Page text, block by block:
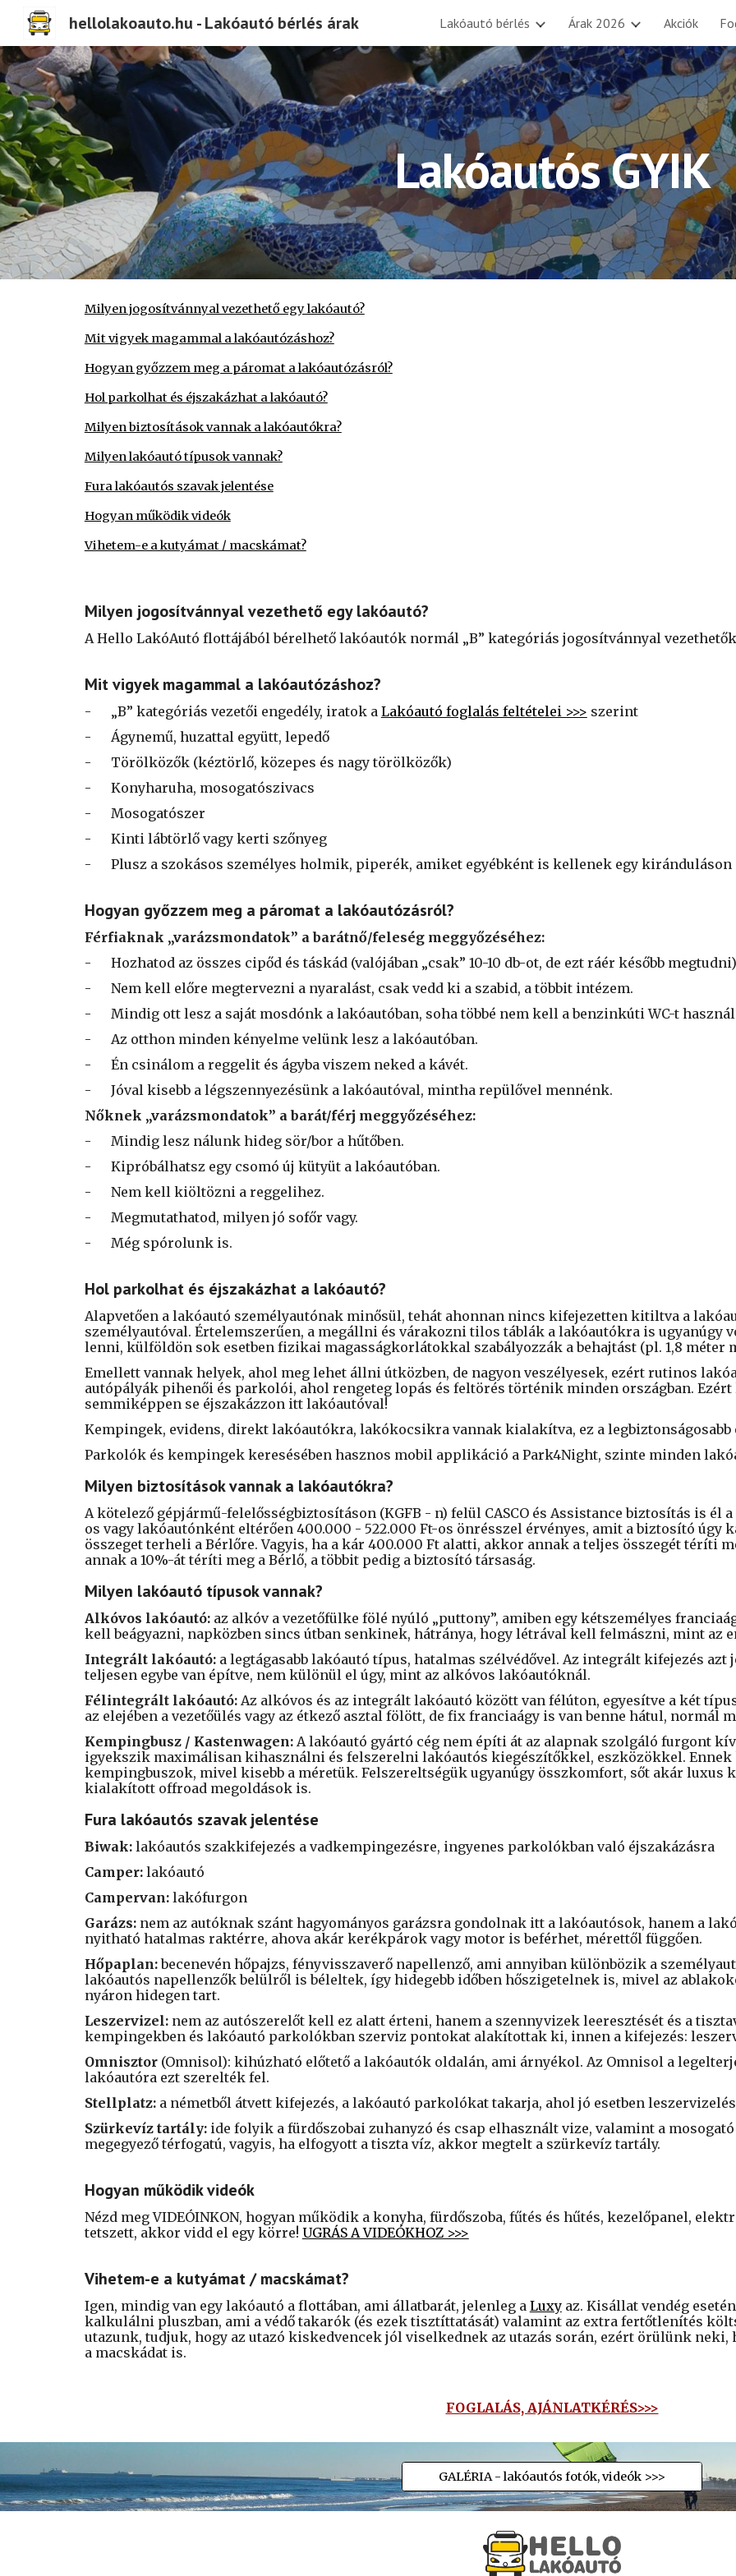
Skip to main content Skip to
hellolakoauto.hu - Lakóautó bérlés árak Lakóautó bérlés Árak 2026 Akciók
Lakóautós GYIK
Milyen jogosítvánnyal vezethető egy lakóautó?
Mit vigyek magammal a lakóautózáshoz?
Hogyan győzzem meg a páromat a lakóautózásról?
Hol parkolhat és éjszakázhat a lakóautó?
Milyen biztosítások vannak a lakóautókra?
Milyen lakóautó típusok vannak?
Fura lakóautós szavak jelentése
Hogyan működik videók
Vihetem-e a kutyámat / macskámat?
Milyen jogosítvánnyal vezethető egy lakóautó?
A Hello LakóAutó flottájából bérelhető lakóautók normál „B” kategóriás jogosítvánnyal
Mit vigyek magammal a lakóautózáshoz?
- „B” kategóriás vezetői engedély, iratok a Lakóautó foglalás feltételei >>> szerint
-
Ágynemű, huzattal együtt, lepedő
-
Törölközők (kéztörlő, közepes és nagy törölközők)
-
Konyharuha, mosogatószivacs
-
Mosogatószer
-
Kinti lábtörlő vagy kerti szőnyeg
-
Plusz a szokásos személyes holmik, piperék, amiket egyébként is kellenek egy kiránduláson
Hogyan győzzem meg a páromat a lakóautózásról?
Férfiaknak „varázsmondatok” a barátnő/feleség meggyőzéséhez:
-
Hozhatod az összes cipőd és táskád (valójában „csak” 10-10 db-ot, de ezt ráér később
-
Nem kell előre megtervezni a nyaralást, csak vedd ki a szabid, a többit intézem.
-
Mindig ott lesz a saját mosdónk a lakóautóban, soha többé nem kell a benzinkúti WC-t
-
Az otthon minden kényelme velünk lesz a lakóautóban.
-
Én csinálom a reggelit és ágyba viszem neked a kávét.
-
Jóval kisebb a légszennyezésünk a lakóautóval, mintha repülővel mennénk.
Nőknek „varázsmondatok” a barát/férj meggyőzéséhez:
-
Mindig lesz nálunk hideg sör/bor a hűtőben.
-
Kipróbálhatsz egy csomó új kütyüt a lakóautóban.
-
Nem kell kiöltözni a reggelihez.
-
Megmutathatod, milyen jó sofőr vagy.
-
Még spórolunk is.
Hol parkolhat és éjszakázhat a lakóautó?
Alapvetően a lakóautó személyautónak minősül, tehát ahonnan nincs kifejezetten kitiltva a
személyautóval. Értelemszerűen, a megállni és várakozni tilos táblák a lakóautókra is
lenni, külföldön sok esetben fizikai magasságkorlátokkal szabályozzák a behajtást (pl. 1,8 méter
Emellett vannak helyek, ahol meg lehet állni útközben, de nagyon veszélyesek, ezért rutinos
autópályák pihenői és parkolói, ahol rengeteg lopás és feltörés történik minden országban.
semmiképpen se éjszakázzon itt lakóautóval!
Kempingek, evidens, direkt lakóautókra, lakókocsikra vannak kialakítva, ez a legbiztonságosabb
Parkolók és kempingek keresésében hasznos mobil applikáció a Park4Night, szinte minden
Milyen biztosítások vannak a lakóautókra?
A kötelező gépjármű-felelősségbiztosításon (KGFB - n) felül CASCO és Assistance biztosítás is él
os vagy lakóautónkénteltérően400.000 - 522.000 Ft-os önrésszel érvényes, amit a biztosító úgy
összeget terheli a Bérlőre. Vagyis, ha a kár 400.000 Ft alatti, akkor annak a teljes összegét téríti
annak a 10%-át téríti meg a Bérlő, a többit pedig a biztosító társaság.
Milyen lakóautó típusok vannak?
Alkóvos lakóautó: az alkóv a vezetőfülke fölé nyúló „puttony”, amiben egy kétszemélyes
kell beágyazni, napközben sincs útban senkinek, hátránya, hogy létrával kell felmászni, mint az
Integrált lakóautó: a legtágasabb lakóautó típus, hatalmas szélvédővel. Az integrált kifejezés azt
teljesen egybe van építve, nem különül el úgy, mint az alkóvos lakóautóknál.
Félintegrált lakóautó: Az alkóvos és az integrált lakóautó között van félúton, egyesítve a két
az elejében a vezetőülés vagy az étkező asztal fölött, de fix franciaágy is van benne hátul, normál
Kempingbusz / Kastenwagen:A lakóautó gyártó cég nem építi át az alapnak szolgáló furgont
igyekszik maximálisan kihasználni és felszerelni lakóautós kiegészítőkkel, eszközökkel. Ennek
kempingbuszok, mivel kisebb a méretük. Felszereltségük ugyanúgy összkomfort, sőt akár luxus
kialakított offroad megoldások is.
Fura lakóautós szavak jelentése
Biwak:lakóautós szakkifejezés a vadkempingezésre, ingyenes parkolókban való éjszakázásra
Camper:lakóautó
Campervan:lakófurgon
Garázs: nem az autóknak szánt hagyományos garázsra gondolnak itt a lakóautósok, hanem a
nyitható hatalmas raktérre, ahova akár kerékpárok vagy motor is beférhet, mérettől függően.
Hőpaplan:becenevén hőpajzs, fényvisszaverő napellenző, ami annyiban különbözik a
lakóautós napellenzők belülről is béleltek, így hidegebb időben hőszigetelnek is, mivel az
nyáron hidegen tart.
Leszervizel:nem az autószerelőt kell ez alatt érteni, hanem a szennyvizek leeresztését és a
kempingekben és lakóautó parkolókban szerviz pontokat alakítottak ki, innen a kifejezés:
Omnisztor(Omnisol): kihúzható előtető a lakóautók oldalán, ami árnyékol. Az Omnisol a
lakóautóra ezt szerelték fel.
Stellplatz:a németből átvett kifejezés, a lakóautó parkolókat takarja, ahol jó esetben
Szürkevíz tartály:ide folyik a fürdőszobai zuhanyzó és csap elhasznált vize, valamint a
megegyező térfogatú, vagyis, ha elfogyott a tiszta víz, akkor megtelt a szürkevíz tartály.
Hogyan működik videók
Nézd meg VIDEÓINKON, hogyan működik a konyha, fürdőszoba, fűtés és hűtés, kezelőpanel,
tetszett, akkor vidd el egy körre! UGRÁS A VIDEÓKHOZ >>>
Vihetem-e a kutyámat / macskámat?
Igen, mindig van egy lakóautó a flottában, ami állatbarát, jelenleg a Luxyaz. Kisállat vendég
kalkulálni pluszban, ami a védő takarók (és ezek tisztíttatását) valamint az extra fertőtlenítés
utazunk, tudjuk, hogy az utazó kiskedvencek jól viselkednek az utazás során, ezért örülünk neki,
a macskádat is.
FOGLALÁS, AJÁNLATKÉRÉS>>>
GALÉRIA - lakóautós fotók, videók >>>